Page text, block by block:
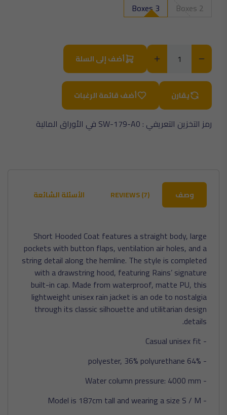
2 Boxes
3 Boxes
أضف إلى السلة
يقارن أضف قائمة الرغبات
رمز التخزين التعريفي : SW-179-A0 في الأوراق المالية
وصف REVIEWS (7) الأسئلة الشائعة
Short Hooded Coat features a straight body, large
pockets with button flaps, ventilation air holes, and a
string detail along the hemline. The style is completed
with a drawstring hood, featuring Rains’ signature
built-in cap. Made from waterproof, matte PU, this
lightweight unisex rain jacket is an ode to nostalgia
through its classic silhouette and utilitarian design
details.
- Casual unisex fit
- 64% polyester, 36% polyurethane
- Water column pressure: 4000 mm
- Model is 187cm tall and wearing a size S / M